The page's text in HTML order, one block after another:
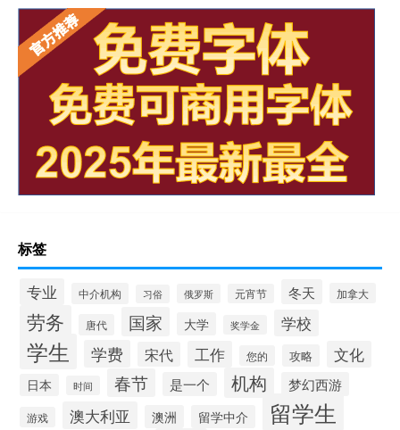
标签
专业 中介机构 习俗 俄罗斯 元宵节 冬天 加拿大
劳务 唐代 国家 大学 奖学金 学校
学生 学费 宋代 工作 您的 攻略 文化
日本 时间 春节 是一个 机构 梦幻西游
游戏 澳大利亚 澳洲 留学中介 留学生